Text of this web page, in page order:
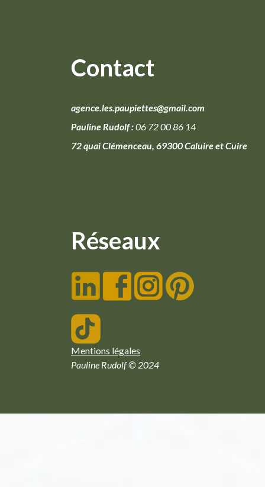
Contact
agence.les.paupiettes@gmail.com
Pauline Rudolf :06 72 00 86 14
72 quai Clémenceau, 69300 Caluire et Cuire
Réseaux
Mentions légales
Pauline Rudolf © 2024